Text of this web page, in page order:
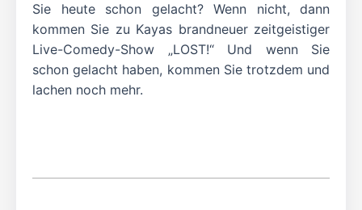
Sie heute schon gelacht? Wenn nicht, dann
kommen Sie zu Kayas brandneuer zeitgeistiger
Live-Comedy-Show „LOST!“ Und wenn Sie
schon gelacht haben, kommen Sie trotzdem und
lachen noch mehr.